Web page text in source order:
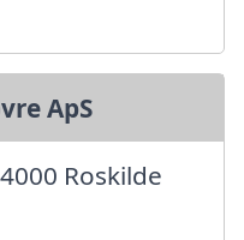
ApS
Roskilde